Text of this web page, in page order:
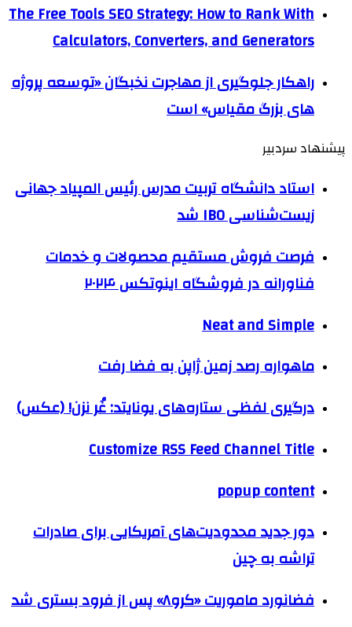
The Free Tools SEO Strategy: How to Rank With
Calculators, Converters, and Generators
راهکار جلوگیری از مهاجرت نخبگان «توسعه پروژه
های بزرگ مقیاس» است
پیشنهاد سردبیر
استاد دانشگاه تربیت مدرس رئیس المپیاد جهانی
زیست‌شناسی IBO شد
فرصت فروش مستقیم محصولات و خدمات
فناورانه در فروشگاه اینوتکس ۲۰۲۴
Neat and Simple
ماهواره رصد زمین ژاپن به فضا رفت
درگیری لفظی ستاره‌های یونایتد: غُر نزن! (عکس)
Customize RSS Feed Channel Title
popup content
دور جدید محدودیت‌های آمریکایی برای صادرات
تراشه به چین
فضانورد ماموریت «کرو۸» پس از فرود بستری شد